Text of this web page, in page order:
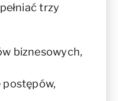
trzy
biznesowych,
postępów,